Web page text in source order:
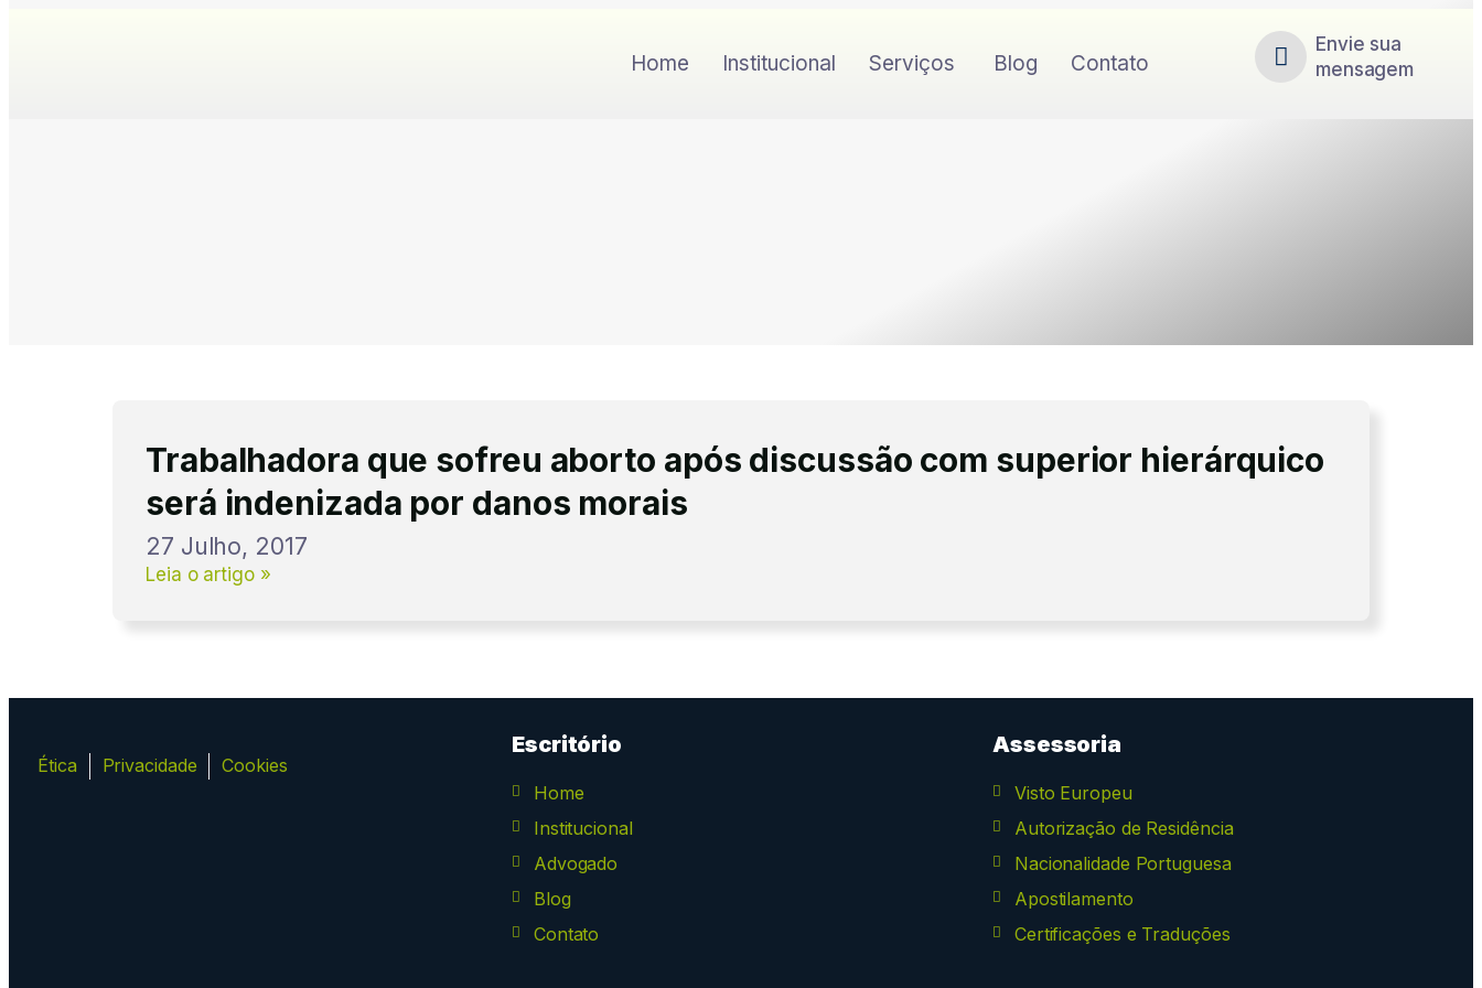
Home Institucional Serviços Blog Contato
Envie sua
mensagem
Trabalhadora que sofreu aborto após discussão com superior hierárquico
será indenizada por danos morais
27 Julho, 2017
Leia o artigo »
Ética Privacidade Cookies
Escritório
Home
Institucional
Advogado
Blog
Contato
Assessoria
Visto Europeu
Autorização de Residência
Nacionalidade Portuguesa
Apostilamento
Certificações e Traduções